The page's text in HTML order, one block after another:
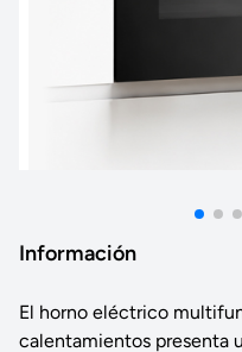
Información
El horno eléctrico
calentamientos presenta